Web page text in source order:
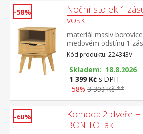
-58%
Noční stolek 1
vosk
materiál masiv
medovém odstínu 1
pojezdy
Kód produktu: 224343V
Skladem: 18.8.2026
1 399 Kč s DPH
-58% 3 390 Kč **
-60%
Komoda 2 dveře +
BONITO lak